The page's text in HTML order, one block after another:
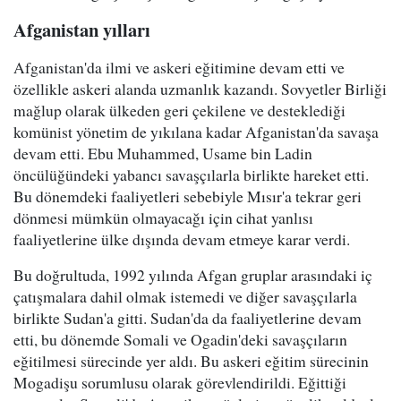
Afganistan yılları
Afganistan'da ilmi ve askeri eğitimine devam etti ve
özellikle askeri alanda uzmanlık kazandı. Sovyetler Birliği
mağlup olarak ülkeden geri çekilene ve desteklediği
komünist yönetim de yıkılana kadar Afganistan'da savaşa
devam etti. Ebu Muhammed, Usame bin Ladin
öncülüğündeki yabancı savaşçılarla birlikte hareket etti.
Bu dönemdeki faaliyetleri sebebiyle Mısır'a tekrar geri
dönmesi mümkün olmayacağı için cihat yanlısı
faaliyetlerine ülke dışında devam etmeye karar verdi.
Bu doğrultuda, 1992 yılında Afgan gruplar arasındaki iç
çatışmalara dahil olmak istemedi ve diğer savaşçılarla
birlikte Sudan'a gitti. Sudan'da da faaliyetlerine devam
etti, bu dönemde Somali ve Ogadin'deki savaşçıların
eğitilmesi sürecinde yer aldı. Bu askeri eğitim sürecinin
Mogadişu sorumlusu olarak görevlendirildi. Eğittiği